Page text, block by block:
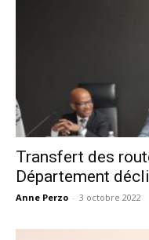
Transfert des
Département
Anne Perzo - 3 octobre 2022